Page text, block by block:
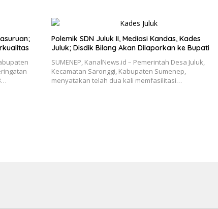
Polemik SDN Juluk II, Mediasi Kandas, Kades
Juluk; Disdik Bilang Akan Dilaporkan ke Bupati
SUMENEP, KanalNews.id – Pemerintah Desa Juluk,
Kecamatan Saronggi, Kabupaten Sumenep,
menyatakan telah dua kali memfasilitasi…